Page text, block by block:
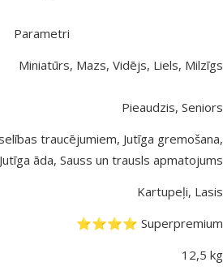
Parametri
Miniatūrs, Mazs, Vidējs, Liels, Milzīgs
Pieaudzis, Seniors
traucējumiem, Jutīga gremošana,
Jutīga āda, Sauss un trausls apmatojums
Kartupeļi, Lasis
⭐⭐⭐⭐ Superpremium
12,5 kg